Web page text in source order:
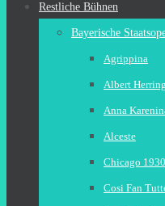
Restliche Bühnen
Bayerische
Agrippina
Albert Herring
Anna
Alceste
Chicago 1930
Cosi Fan